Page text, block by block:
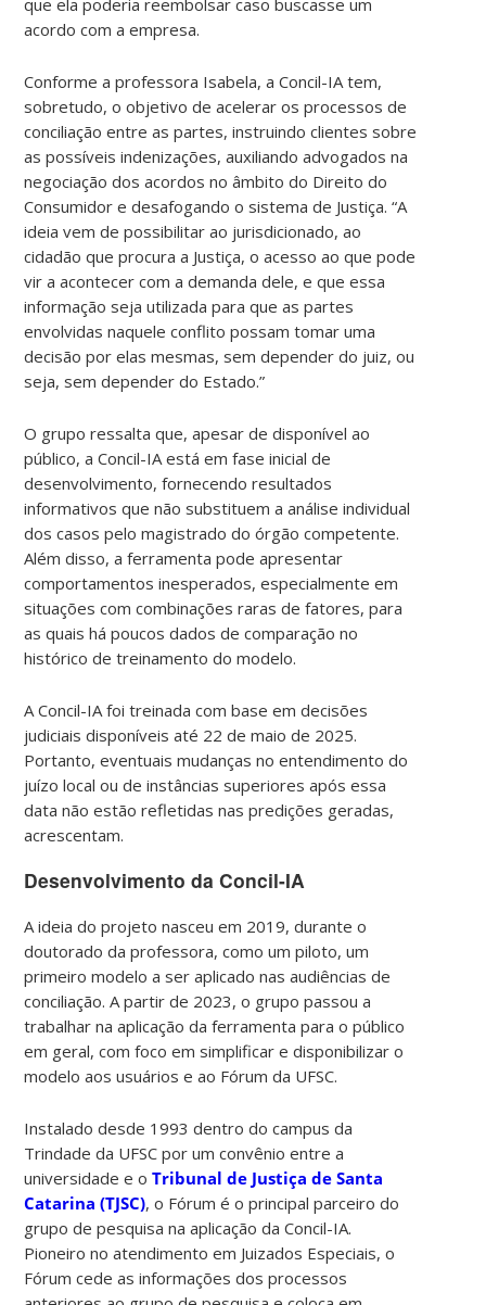
acordo com a empresa.
Conforme a professora Isabela, a Concil-IA tem,
sobretudo, o objetivo de acelerar os processos de
conciliação entre as partes, instruindo clientes sobre
as possíveis indenizações, auxiliando advogados na
negociação dos acordos no âmbito do Direito do
Consumidor e desafogando o sistema de Justiça.“A
ideia vem de possibilitar ao jurisdicionado, ao
cidadão que procura a Justiça, o acesso ao que pode
vir a acontecer com a demanda dele, e que essa
informação seja utilizada para que as partes
envolvidas naquele conflito possam tomar uma
decisão por elas mesmas, sem depender do juiz, ou
seja, sem depender do Estado.”
O grupo ressalta que, apesar de disponível ao
público, a Concil-IA está em fase inicial de
desenvolvimento, fornecendo resultados
informativos que não substituem a análise individual
dos casos pelo magistrado do órgão competente.
Além disso, a ferramenta pode apresentar
comportamentos inesperados, especialmente em
situações com combinações raras de fatores, para
as quais há poucos dados de comparação no
histórico de treinamento do modelo.
A Concil-IA foi treinada com base em decisões
judiciais disponíveis até 22 de maio de 2025.
Portanto, eventuais mudanças no entendimento do
juízo local ou de instâncias superiores após essa
data não estão refletidas nas predições geradas,
acrescentam.
Desenvolvimento da Concil-IA
A ideia do projeto nasceu em 2019, durante o
doutorado da professora, como um piloto, um
primeiro modelo a ser aplicado nas audiências de
conciliação. A partir de 2023, o grupo passou a
trabalhar na aplicação da ferramenta para o público
em geral, com foco em simplificar e disponibilizar o
modelo aos usuários e ao Fórum da UFSC.
Instalado desde 1993 dentro do campus da
Trindade da UFSC por um convênio entre a
universidade e oTribunal de Justiça de Santa
Catarina (TJSC), o Fórum é o principal parceiro do
grupo de pesquisa na aplicação da Concil-IA.
Pioneiro no atendimento em Juizados Especiais, o
Fórum cede as informações dos processos